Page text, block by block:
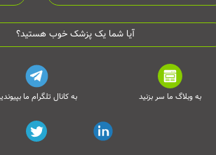
آیا شما یک پزشک خوب هستید؟
به وبلاگ ما سر بزنید به کانال تلگرام ما